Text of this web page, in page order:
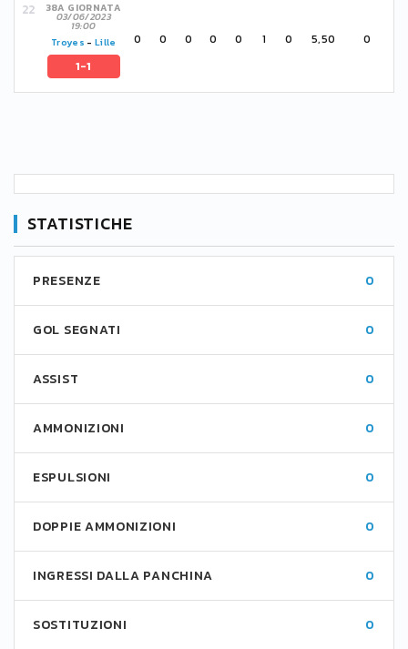
38A GIORNATA
03/06/2023
19:00
Troyes -Lille
1-1
0 0 0 0 0 1 0 5,50 0
STATISTICHE
PRESENZE 0
GOL SEGNATI 0
ASSIST 0
AMMONIZIONI 0
ESPULSIONI 0
DOPPIE AMMONIZIONI 0
INGRESSI DALLA PANCHINA 0
SOSTITUZIONI 0